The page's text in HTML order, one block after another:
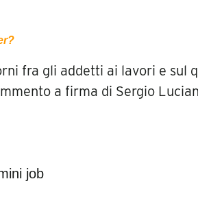
fra gli addetti ai lavori e sul
a firma di Sergio